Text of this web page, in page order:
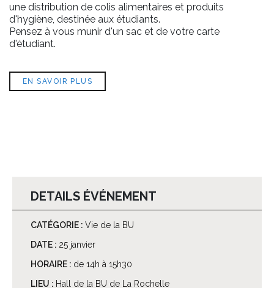
une distribution de colis alimentaires et produits
d'hygiène, destinée aux étudiants.
Pensez à vous munir d'un sac et de votre carte
d'étudiant.
EN SAVOIR PLUS
DETAILS ÉVÉNEMENT
CATÉGORIE : Vie de la BU
DATE : 25 janvier
HORAIRE : de 14h à 15h30
LIEU : Hall de la BU de La Rochelle